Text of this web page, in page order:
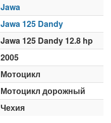
Jawa
Jawa 125 Dandy
Jawa 125 Dandy 12.8 hp
2005
Мотоцикл
Мотоцикл дорожный
Чехия